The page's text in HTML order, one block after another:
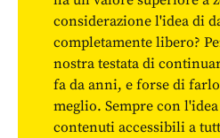
considerazione l'idea di
completamente libero?
nostra testata di
fa da anni, e forse di
meglio. Sempre con
contenuti accessibili a